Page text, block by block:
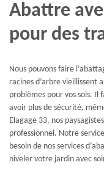
Abattre
pour des
Nous pouvons faire
racines d’arbre vieillissent
problèmes pour vos sols. Il
avoir plus de sécurité,
Elagage 33, nos
professionnel. Notre
besoin de nos services
niveler votre jardin avec